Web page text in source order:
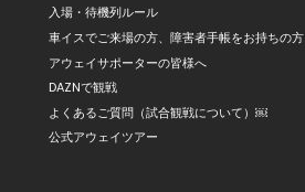
入場・待機列ルール
車イスでご来場の方、障害者手帳をお持ちの方
アウェイサポーターの皆様へ
DAZNで観戦
よくあるご質問（試合観戦について）￼
公式アウェイツアー